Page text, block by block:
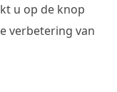
u op de knop
verbetering van